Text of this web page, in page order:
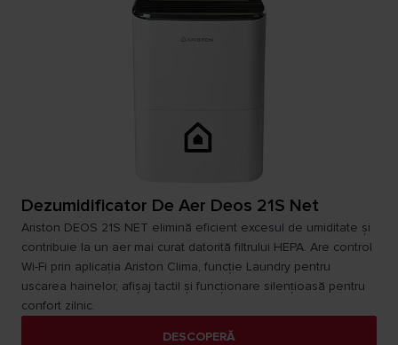
Dezumidificator De Aer Deos 21S Net
Ariston DEOS 21S NET elimină eficient excesul de umiditate și
contribuie la un aer mai curat datorită filtrului HEPA. Are control
Wi-Fi prin aplicația Ariston Clima, funcție Laundry pentru
uscarea hainelor, afișaj tactil și funcționare silențioasă pentru
confort zilnic.
DESCOPERĂ